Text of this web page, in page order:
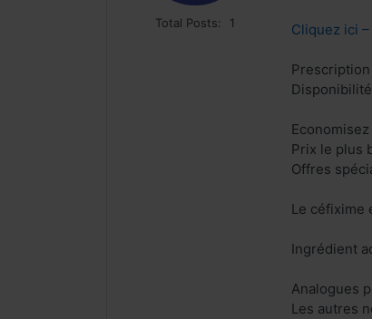
Total Posts: 1 Cliquez ici
Prix le plus
Offres
Le céfixime
Ingrédient
Analogues
Les autres